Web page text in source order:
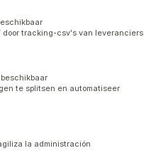
tracking-csv's van leveranciers
te splitsen en automatiseer
la administración